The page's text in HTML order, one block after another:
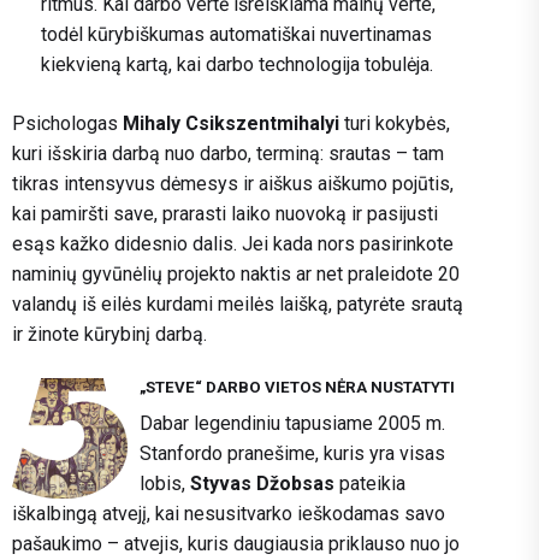
todėl kūrybiškumas automatiškai nuvertinamas
kiekvieną kartą, kai darbo technologija tobulėja.
Psichologas Mihaly Csikszentmihalyi turi kokybės,
kuri išskiria darbą nuo darbo, terminą: srautas – tam
tikras intensyvus dėmesys ir aiškus aiškumo pojūtis,
kai pamiršti save, prarasti laiko nuovoką ir pasijusti
esąs kažko didesnio dalis. Jei kada nors pasirinkote
naminių gyvūnėlių projekto naktis ar net praleidote 20
valandų iš eilės kurdami meilės laišką, patyrėte srautą
ir žinote kūrybinį darbą.
„STEVE“ DARBO VIETOS NĖRA NUSTATYTI
Dabar legendiniu tapusiame 2005 m.
Stanfordo pranešime, kuris yra visas
lobis, Styvas Džobsas pateikia
iškalbingą atvejį, kai nesusitvarko ieškodamas savo
pašaukimo – atvejis, kuris daugiausia priklauso nuo jo